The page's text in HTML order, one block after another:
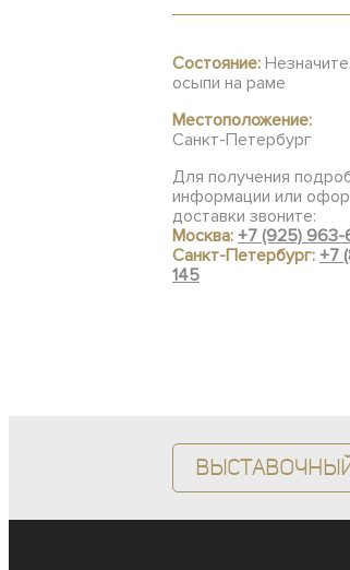
Состояние:
осыпи на раме
Местоположение:
Санкт-Петербург
Для получения
информации или
доставки звоните:
Москва: +7 (925) 963-
Санкт-Петербург: +7
145